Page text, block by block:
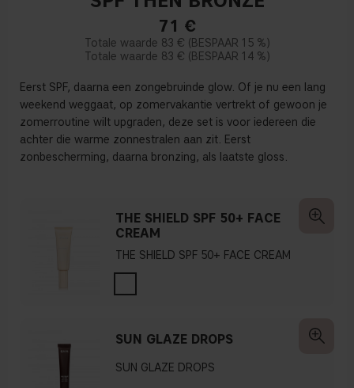
71 €
83 €
15 %
83 €
14 %
Eerst SPF, daarna een zongebruinde glow. Of je nu een lang
weekend weggaat, op zomervakantie vertrekt of gewoon je
zomerroutine wilt upgraden, deze set is voor iedereen die
achter die warme zonnestralen aan zit. Eerst
zonbescherming, daarna bronzing, als laatste gloss.
THE SHIELD SPF 50+ FACE
CREAM
THE SHIELD SPF 50+ FACE CREAM
SUN GLAZE DROPS
SUN GLAZE DROPS